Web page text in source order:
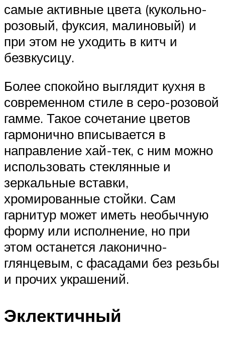
самые активные цвета (кукольно-
розовый, фуксия, малиновый) и
при этом не уходить в китч и
безвкусицу.
Более спокойно выглядит кухня в
современном стиле в серо-розовой
гамме. Такое сочетание цветов
гармонично вписывается в
направление хай-тек, с ним можно
использовать стеклянные и
зеркальные вставки,
хромированные стойки. Сам
гарнитур может иметь необычную
форму или исполнение, но при
этом останется лаконично-
глянцевым, с фасадами без резьбы
и прочих украшений.
Эклектичный